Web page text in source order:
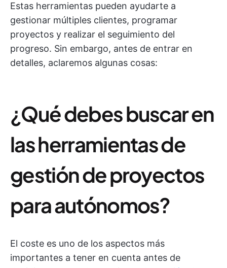
Estas herramientas pueden ayudarte a
gestionar múltiples clientes, programar
proyectos y realizar el seguimiento del
progreso. Sin embargo, antes de entrar en
detalles, aclaremos algunas cosas:
¿Qué debes buscar en
las herramientas de
gestión de proyectos
para autónomos?
El coste es uno de los aspectos más
importantes a tener en cuenta antes de